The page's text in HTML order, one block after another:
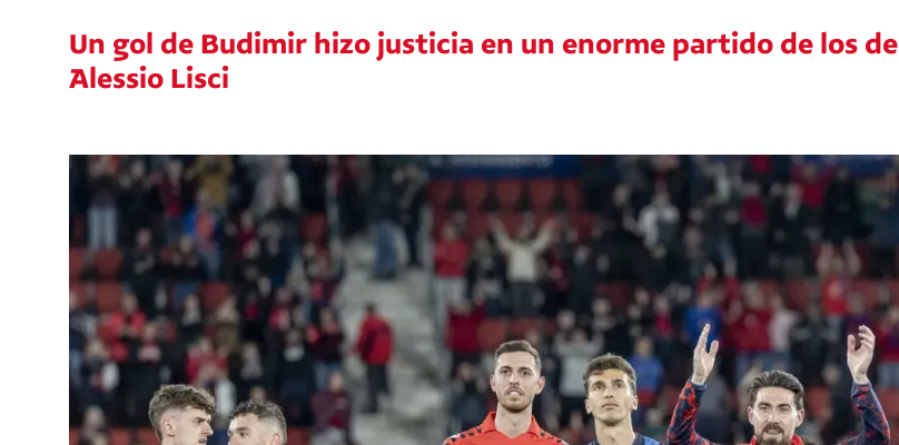
Un gol de Budimir hizo justicia en un enorme partido de los de
Alessio Lisci